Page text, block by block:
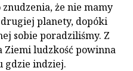
że nie mamy
planety, dopóki
sobie poradziliśmy. Z
Ziemi ludzkość powinna
gdzie indziej.